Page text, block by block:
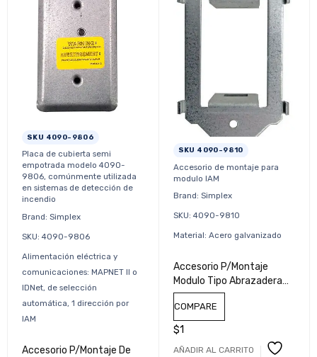
SKU 4090-9806
Placa de cubierta semi
empotrada modelo 4090-
9806, comúnmente utilizada
en sistemas de detección de
incendio
Brand: Simplex
SKU: 4090-9806
Alimentación eléctrica y
comunicaciones: MAPNET II o
IDNet, de selección
automática, 1 dirección por
IAM
Accesorio P/Montaje De
SKU 4090-9810
Accesorio de montaje para
modulo IAM
Brand: Simplex
SKU: 4090-9810
Material: Acero galvanizado
Accesorio P/Montaje
Modulo Tipo Abrazadera
4090-9810 Simplex
COMPARE
$1
AÑADIR AL CARRITO